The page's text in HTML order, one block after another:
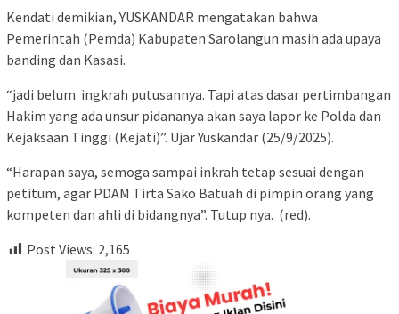
Kendati demikian, YUSKANDAR mengatakan bahwa
Pemerintah (Pemda) Kabupaten Sarolangun masih ada upaya
banding dan Kasasi.
“jadi belum ingkrah putusannya. Tapi atas dasar pertimbangan
Hakim yang ada unsur pidananya akan saya lapor ke Polda dan
Kejaksaan Tinggi (Kejati)”. Ujar Yuskandar (25/9/2025).
“Harapan saya, semoga sampai inkrah tetap sesuai dengan
petitum, agar PDAM Tirta Sako Batuah di pimpin orang yang
kompeten dan ahli di bidangnya”. Tutup nya. (red).
Post Views: 2,165